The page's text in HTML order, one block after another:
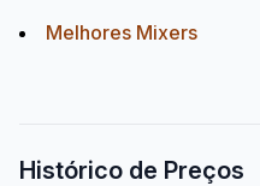
Melhores Mixers
Histórico de Preços